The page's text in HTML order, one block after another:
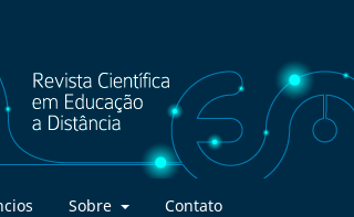
Sobre Contato